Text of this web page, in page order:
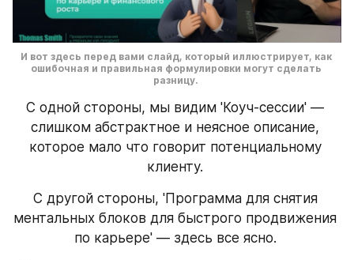
И вот здесь перед вами слайд, который иллюстрирует, как
ошибочная и правильная формулировки могут сделать
разницу.
С одной стороны, мы видим 'Коуч-сессии' —
слишком абстрактное и неясное описание,
которое мало что говорит потенциальному
клиенту.
С другой стороны, 'Программа для снятия
ментальных блоков для быстрого продвижения
по карьере' — здесь все ясно.